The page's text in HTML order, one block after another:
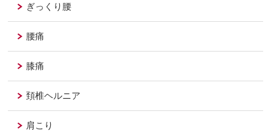
ぎっくり腰
腰痛
膝痛
頚椎ヘルニア
肩こり